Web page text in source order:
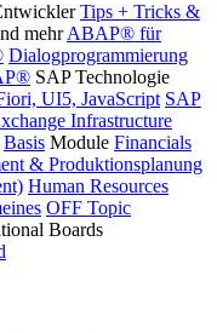
Tips + Tricks &
mehrABAP® für
Dialogprogrammierung
SAP Technologie
UI5, JavaScript SAP
Infrastructure
Basis Module Financials
& Produktionsplanung
Human Resources
OFF Topic
Boards